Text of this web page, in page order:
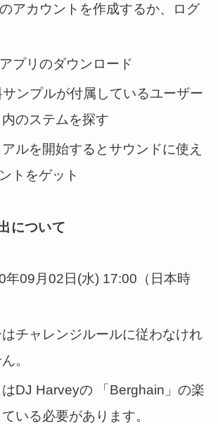
アカウントを作成するか、ログ
プリのダウンロード
ンプルが付属しているユーザー
のステムを探す
ルを開始するとサウンドに使え
トをゲット
について
年09月02日(水) 17:00（日本時
はチャレンジルールに従わなけれ
。
はDJ Harveyの 「Berghain」の楽
いる必要があります。